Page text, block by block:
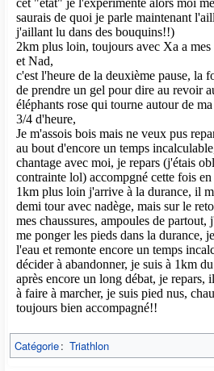
Catégorie: Triathlon